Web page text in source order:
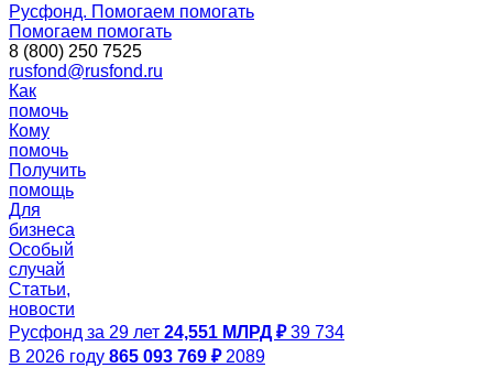
Русфонд. Помогаем помогать
Помогаем помогать
8 (800) 250 7525
rusfond@rusfond.ru
Как
помочь
Кому
помочь
Получить
помощь
Для
бизнеса
Особый
случай
Статьи,
новости
Русфонд за 29 лет 24,551 МЛРД ₽ 39 734
В 2026 году 865 093 769 ₽ 2089